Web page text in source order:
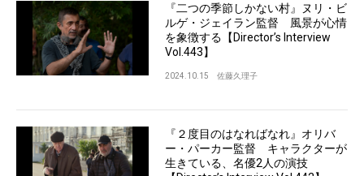
『二つの季節しかない村』ヌリ・ビ
ルゲ・ジェイラン監督 風景が心情
を象徴する【Director’s Interview
Vol.443】
2024.10.15 佐藤久理子
『２度目のはなればなれ』オリバ
ー・パーカー監督 キャラクターが
生きている、名優2人の演技